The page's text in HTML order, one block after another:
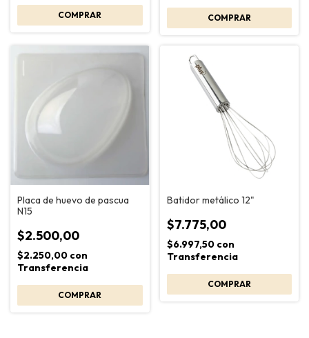
Placa de huevo de pascua
N15
$2.500,00
$2.250,00 con
Transferencia
Batidor metálico 12"
$7.775,00
$6.997,50 con
Transferencia